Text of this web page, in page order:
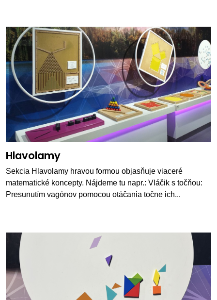
Hlavolamy
Sekcia Hlavolamy hravou formou objasňuje viaceré
matematické koncepty. Nájdeme tu napr.: Vláčik s točňou:
Presunutím vagónov pomocou otáčania točne ich...